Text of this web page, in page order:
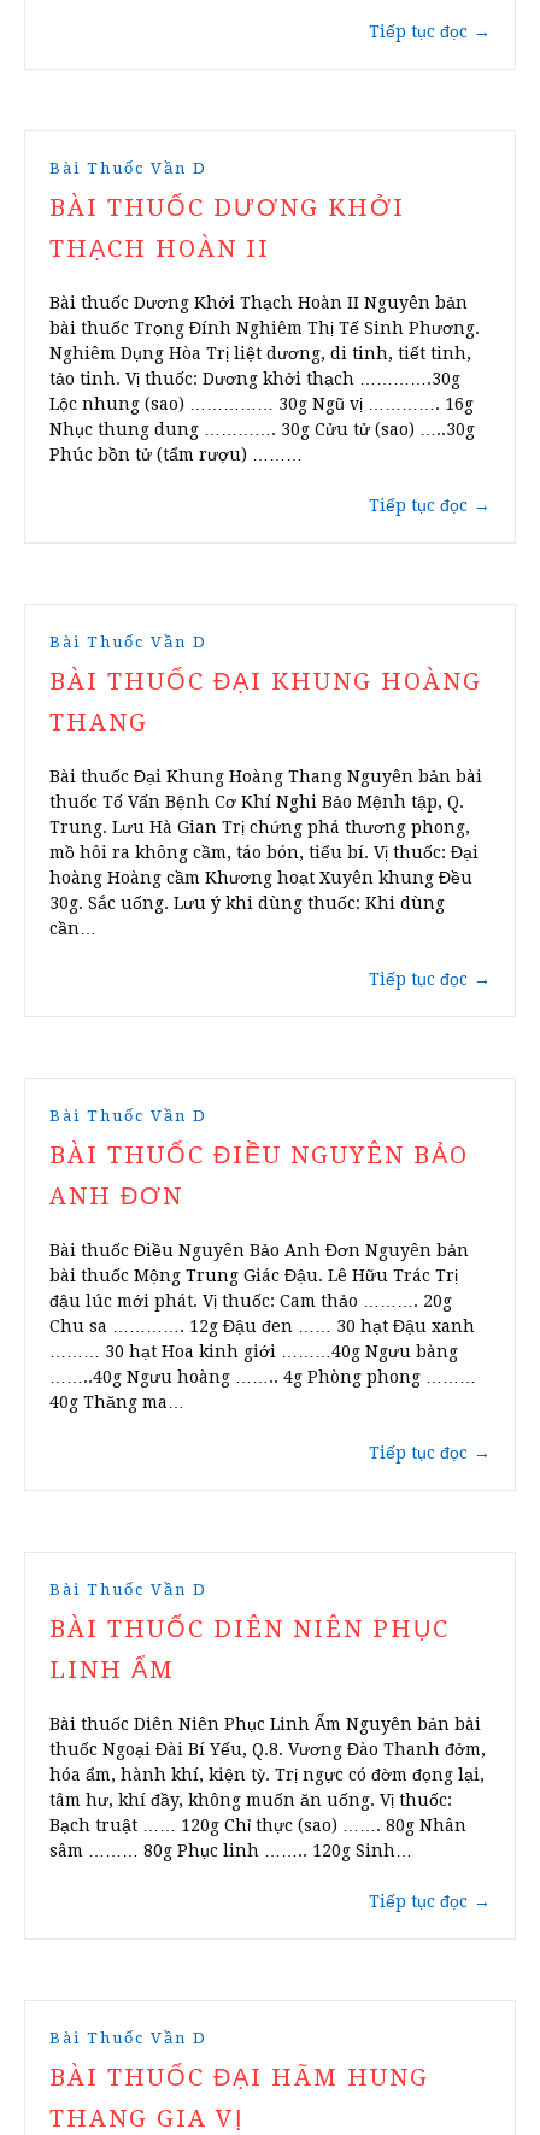
Tiếp tục đọc →
Bài Thuốc Vần D
BÀI THUỐC DƯƠNG KHỞI
THẠCH HOÀN II
Bài thuốc Dương Khởi Thạch Hoàn II Nguyên bản
bài thuốc Trọng Đính Nghiêm Thị Tế Sinh Phương.
Nghiêm Dụng Hòa Trị liệt dương, di tinh, tiết tinh,
tảo tinh. Vị thuốc: Dương khởi thạch ………….30g
Lộc nhung (sao) …………… 30g Ngũ vị …………. 16g
Nhục thung dung …………. 30g Cửu tử (sao) …..30g
Phúc bồn tử (tẩm rượu) ………
Tiếp tục đọc →
Bài Thuốc Vần D
BÀI THUỐC ĐẠI KHUNG HOÀNG
THANG
Bài thuốc Đại Khung Hoàng Thang Nguyên bản bài
thuốc Tố Vấn Bệnh Cơ Khí Nghi Bảo Mệnh tập, Q.
Trung. Lưu Hà Gian Trị chứng phá thương phong,
mồ hôi ra không cầm, táo bón, tiểu bí. Vị thuốc: Đại
hoàng Hoàng cầm Khương hoạt Xuyên khung Đều
30g. Sắc uống. Lưu ý khi dùng thuốc: Khi dùng
cần…
Tiếp tục đọc →
Bài Thuốc Vần D
BÀI THUỐC ĐIỀU NGUYÊN BẢO
ANH ĐƠN
Bài thuốc Điều Nguyên Bảo Anh Đơn Nguyên bản
bài thuốc Mộng Trung Giác Đậu. Lê Hữu Trác Trị
đậu lúc mới phát. Vị thuốc: Cam thảo ………. 20g
Chu sa …………. 12g Đậu đen …… 30 hạt Đậu xanh
……… 30 hạt Hoa kinh giới ………40g Ngưu bàng
……..40g Ngưu hoàng …….. 4g Phòng phong ………
40g Thăng ma…
Tiếp tục đọc →
Bài Thuốc Vần D
BÀI THUỐC DIÊN NIÊN PHỤC
LINH ẨM
Bài thuốc Diên Niên Phục Linh Ẩm Nguyên bản bài
thuốc Ngoại Đài Bí Yếu, Q.8. Vương Đào Thanh đởm,
hóa ẩm, hành khí, kiện tỳ. Trị ngực có đờm đọng lại,
tâm hư, khí đầy, không muốn ăn uống. Vị thuốc:
Bạch truật …… 120g Chỉ thực (sao) ……. 80g Nhân
sâm ……… 80g Phục linh …….. 120g Sinh…
Tiếp tục đọc →
Bài Thuốc Vần D
BÀI THUỐC ĐẠI HÃM HUNG
THANG GIA VỊ